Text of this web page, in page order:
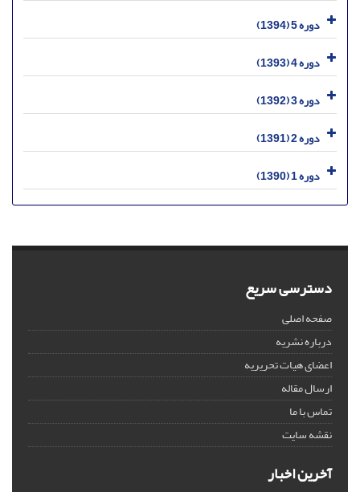
دوره 5 (1394)
دوره 4 (1393)
دوره 3 (1392)
دوره 2 (1391)
دوره 1 (1390)
دسترسی سریع
صفحه اصلی
درباره نشریه
اعضای هیات تحریریه
ارسال مقاله
تماس با ما
نقشه سایت
آخرین اخبار